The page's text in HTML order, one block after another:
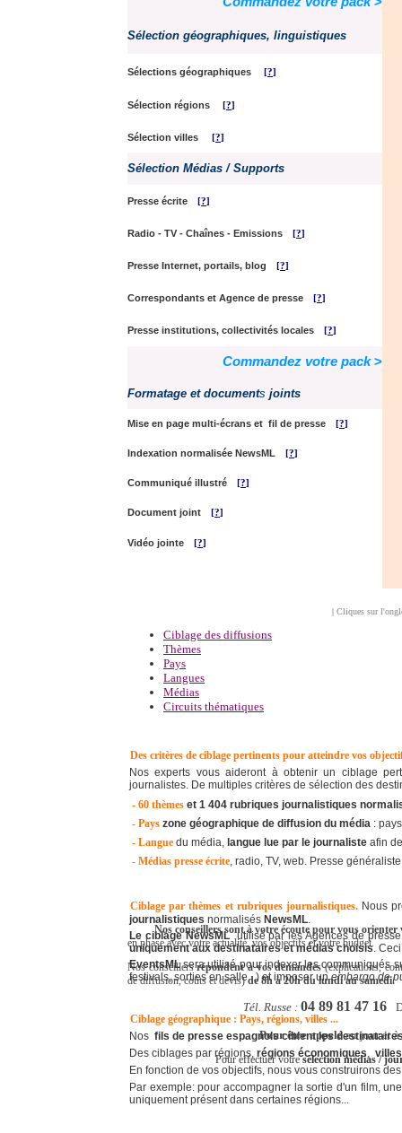
Sélection géographiques, linguistiques
Sélections géographiques [?]
Sélection régions [?]
Sélection villes [?]
Sélection Médias / Supports
Presse écrite [?]
Radio - TV - Chaînes - Emissions [?]
Presse Internet, portails, blog [?]
Correspondants et Agence de presse [?]
Presse institutions, collectivités locales [?]
Commandez votre pack>
Formatage et documents joints
Mise en page multi-écrans et fil de presse [?]
Indexation normalisée NewsML [?]
Communiqué illustré [?]
Document joint [?]
Vidéo jointe [?]
| Cliques sur
Ciblage des diffusions
Thèmes
Pays
Langues
Médias
Circuits thématiques
Des critères de ciblage pertinents pour atteindre vos
Nos experts vous aideront à obtenir un ciblage
journalistes. De multiples critères de sélection des
- 60 thèmes et 1 404 rubriques journalistiques
- Pays zone géographique de diffusion du média :
- Langue du média, langue lue par le journaliste afin
- Médias presse écrite, radio, TV, web. Presse
Ciblage par thèmes et rubriques journalistiques. Nous
journalistiques normalisés NewsML.
Le ciblage NewsMLutilisé par les Agences de
uniquement aux destinataires et médias choisis.
EventsMLsera utilisé pour indexer les communiqués
festivals, sorties en salle...) et imposer unembargo de
Ciblage géographique : Pays, régions, villes ...
Nos fils de presse espagnols ciblent les
Des ciblages par régions, régions économiques,
En fonction de vos objectifs, nous vous construirons
Par exemple: pour accompagner la sortie d'un film,
uniquement présent dans certaines régions...
Nos conseillers sont à votre écoute pour vous orienter
en phase avec votre actualité, vos objectifs et votre budget.
Nos conseillersrépondent à vos demandes(explications,
de diffusion, coûts et devis)de 8h à 20h du lundi au samedi.
Tél. Russe : 04 89 81 47 16
Pour être appeléau jour et
Pour effectuer votresélection médias /